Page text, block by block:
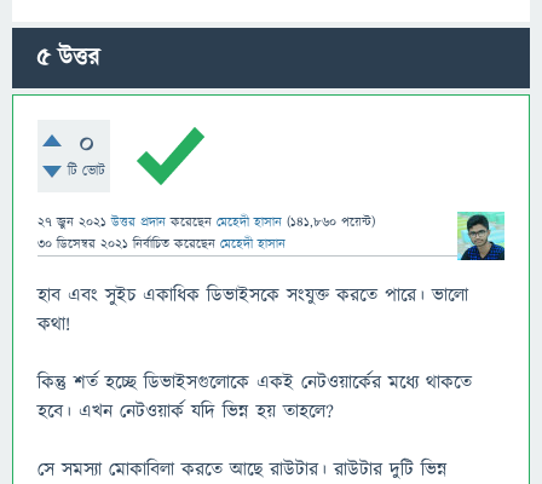
5উত্তর
0
টি ভোট
27 জুন 2021 উত্তর প্রদান করেছেন মেহেদী হাসান (141,860 পয়েন্ট)
30 ডিসেম্বর 2021 নির্বাচিত করেছেন মেহেদী হাসান
হাব এবং সুইচ একাধিক ডিভাইসকে সংযুক্ত করতে পারে। ভালো
কথা!
কিন্তু শর্ত হচ্ছে ডিভাইসগুলোকে একই নেটওয়ার্কের মধ্যে থাকতে
হবে। এখন নেটওয়ার্ক যদি ভিন্ন হয় তাহলে?
সে সমস্যা মোকাবিলা করতে আছে রাউটার। রাউটার দুটি ভিন্ন